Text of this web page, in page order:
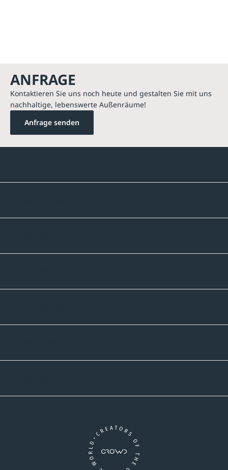
ANFRAGE
Kontaktieren Sie uns noch heute und gestalten Sie mit uns
nachhaltige, lebenswerte Außenräume!
Anfrage senden